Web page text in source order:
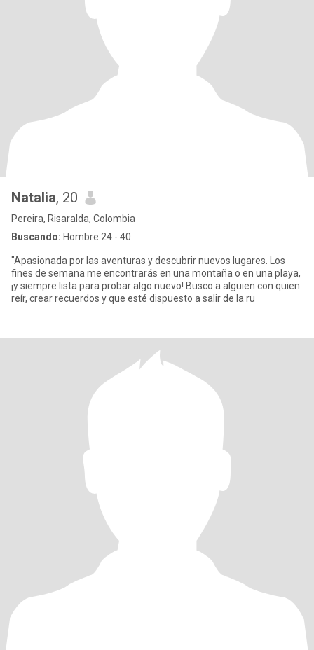
Natalia, 20
Pereira, Risaralda, Colombia
Buscando: Hombre 24 - 40
"Apasionada por las aventuras y descubrir nuevos lugares. Los
fines de semana me encontrarás en una montaña o en una playa,
¡y siempre lista para probar algo nuevo! Busco a alguien con quien
reír, crear recuerdos y que esté dispuesto a salir de la ru